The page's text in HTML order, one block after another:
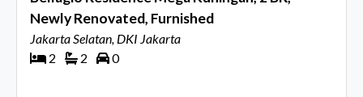
Newly Renovated, Furnished
Jakarta Selatan, DKI Jakarta
2
2 0